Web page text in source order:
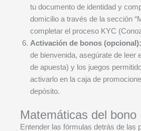
tu documento de identidad y
domicilio a través de la sección
completar el proceso KYC
Activación de bonos (opcional):
de bienvenida, asegúrate de leer
de apuesta) y los juegos
activarlo en la caja de
depósito.
Matemáticas del bono
Entender las fórmulas detrás de las